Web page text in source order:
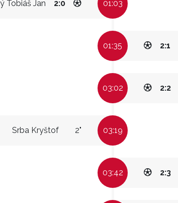
Tobiáš Jan 2:0 01:03
01:35 2:1
03:02 2:2
Srba Kryštof 2" 03:19
03:42 2:3